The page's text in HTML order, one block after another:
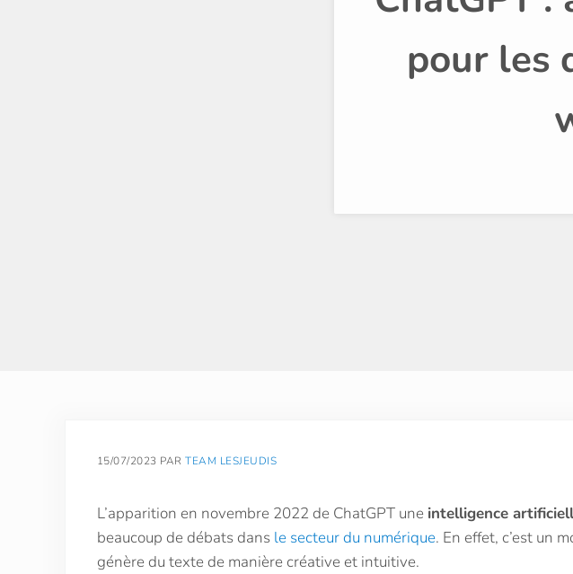
pour les
15/07/2023 PARTEAM LESJEUDIS
L’apparition en novembre 2022 de ChatGPT une intelligence
beaucoup de débats dans le secteur du numérique. En effet, c’est un
génère du texte de manière créative et intuitive.